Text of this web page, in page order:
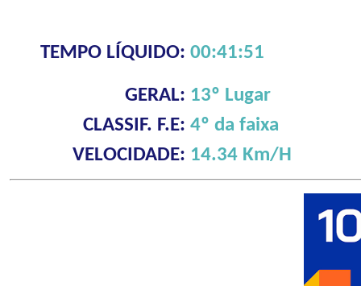
TEMPO LÍQUIDO: 00:41:51
GERAL: 13º Lugar
CLASSIF. F.E: 4º da faixa
VELOCIDADE: 14.34 Km/H